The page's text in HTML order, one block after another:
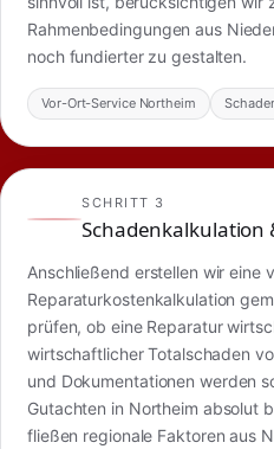
Rahmenbedingungen aus
noch fundierter zu gestalten.
Vor-Ort-Service Northeim
SCHRITT 3
Schadenkalkulation
Anschließend erstellen wir eine
Reparaturkostenkalkulation
prüfen, ob eine Reparatur
wirtschaftlicher Totalschaden
und Dokumentationen werden
Gutachten in Northeim absolut
fließen regionale Faktoren aus